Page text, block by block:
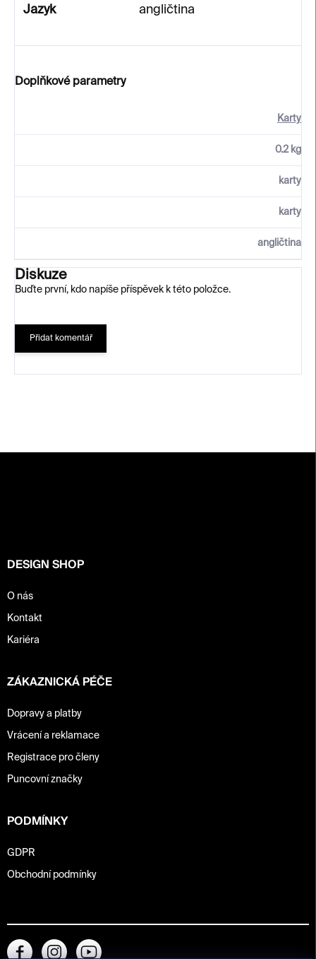
Jazyk angličtina
Doplňkové parametry
Karty
0.2 kg
karty
karty
angličtina
Diskuze
Buďte první, kdo napíše příspěvek k této položce.
Přidat komentář
DESIGN SHOP
O nás
Kontakt
Kariéra
ZÁKAZNICKÁ PÉČE
Dopravy a platby
Vrácení a reklamace
Registrace pro členy
Puncovní značky
PODMÍNKY
GDPR
Obchodní podmínky